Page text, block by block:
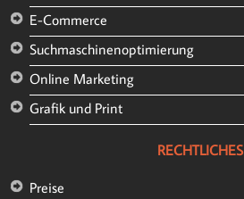
E-Commerce
Suchmaschinenoptimierung
Online Marketing
Grafik und Print
RECHTLICHES
Preise